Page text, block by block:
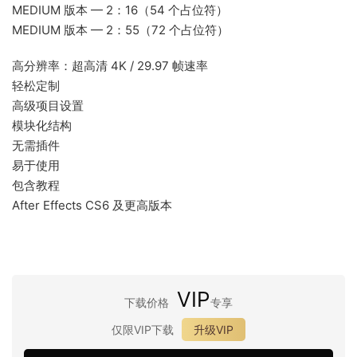
MEDIUM 版本 — 2：16（54 个占位符）
MEDIUM 版本 — 2：55（72 个占位符）
高分辨率：超高清 4K / 29.97 帧速率
轻松定制
高级项目设置
模块化结构
无需插件
易于使用
包含教程
After Effects CS6 及更高版本
下载价格 VIP专享
仅限VIP下载
升级VIP